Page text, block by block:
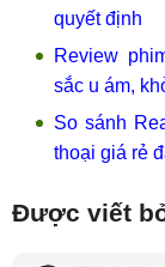
quyết định
Review
sắc u ám,
So sánh
thoại giá rẻ
Được viết